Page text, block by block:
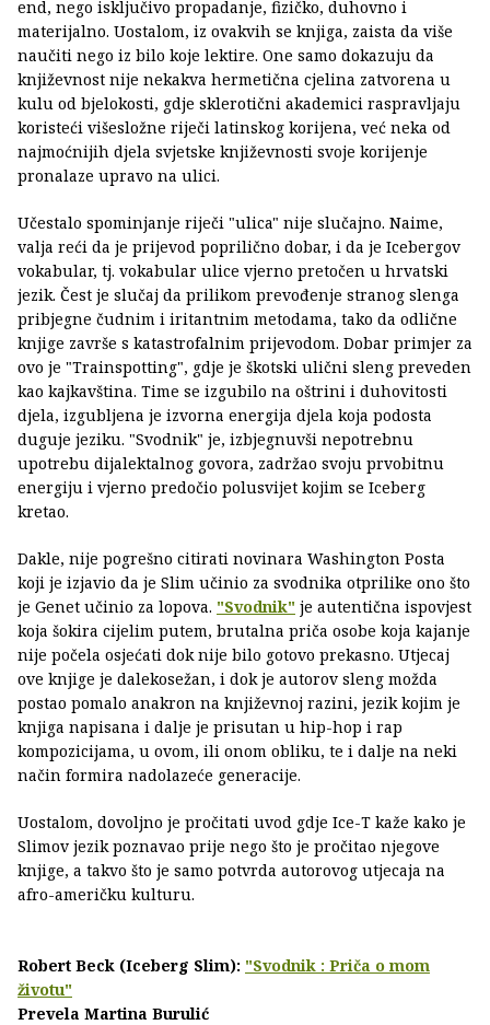
end, nego isključivo propadanje, fizičko, duhovno i
materijalno. Uostalom, iz ovakvih se knjiga, zaista da više
naučiti nego iz bilo koje lektire. One samo dokazuju da
književnost nije nekakva hermetična cjelina zatvorena u
kulu od bjelokosti, gdje sklerotični akademici raspravljaju
koristeći višesložne riječi latinskog korijena, već neka od
najmoćnijih djela svjetske književnosti svoje korijenje
pronalaze upravo na ulici.
Učestalo spominjanje riječi "ulica" nije slučajno. Naime,
valja reći da je prijevod poprilično dobar, i da je Icebergov
vokabular, tj. vokabular ulice vjerno pretočen u hrvatski
jezik. Čest je slučaj da prilikom prevođenje stranog slenga
pribjegne čudnim i iritantnim metodama, tako da odlične
knjige završe s katastrofalnim prijevodom. Dobar primjer za
ovo je "Trainspotting", gdje je škotski ulični sleng preveden
kao kajkavština. Time se izgubilo na oštrini i duhovitosti
djela, izgubljena je izvorna energija djela koja podosta
duguje jeziku. "Svodnik" je, izbjegnuvši nepotrebnu
upotrebu dijalektalnog govora, zadržao svoju prvobitnu
energiju i vjerno predočio polusvijet kojim se Iceberg
kretao.
Dakle, nije pogrešno citirati novinara Washington Posta
koji je izjavio da je Slim učinio za svodnika otprilike ono što
je Genet učinio za lopova. "Svodnik" je autentična ispovjest
koja šokira cijelim putem, brutalna priča osobe koja kajanje
nije počela osjećati dok nije bilo gotovo prekasno. Utjecaj
ove knjige je dalekosežan, i dok je autorov sleng možda
postao pomalo anakron na književnoj razini, jezik kojim je
knjiga napisana i dalje je prisutan u hip-hop i rap
kompozicijama, u ovom, ili onom obliku, te i dalje na neki
način formira nadolazeće generacije.
Uostalom, dovoljno je pročitati uvod gdje Ice-T kaže kako je
Slimov jezik poznavao prije nego što je pročitao njegove
knjige, a takvo što je samo potvrda autorovog utjecaja na
afro-američku kulturu.
Robert Beck (Iceberg Slim): "Svodnik : Priča o mom
životu"
Prevela Martina Burulić